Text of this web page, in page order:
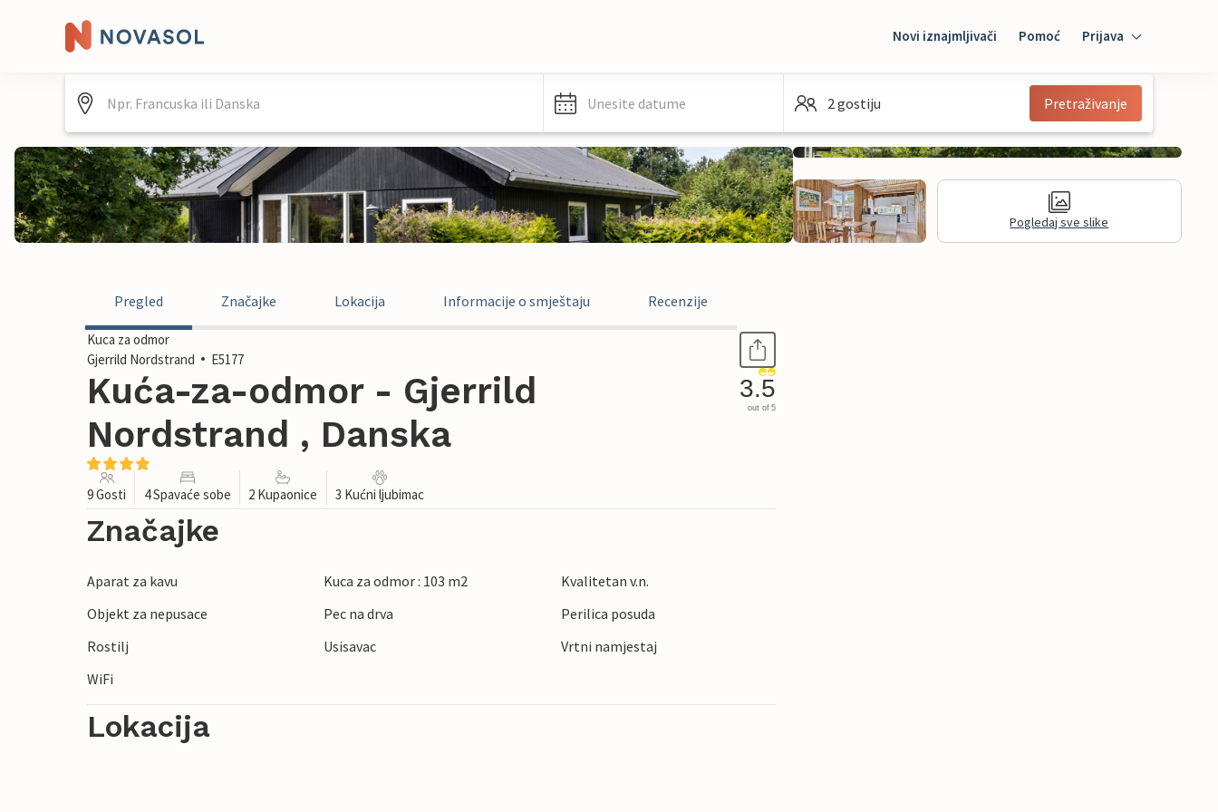
Novi iznajmljivači Pomoć Prijava
Mybooking
Unesite datume 2 gostiju Pretraživanje
Pogledaj sve slike
Pregled Značajke Lokacija Informacije o smještaju Recenzije
Kuca za odmor
Gjerrild Nordstrand
E5177
Kuća-za-odmor - Gjerrild
Nordstrand , Danska
3.5
out of 5
9 Gosti 4 Spavaće sobe 2 Kupaonice 3 Kućni ljubimac
Značajke
Aparat za kavu Kuca za odmor : 103 m2
Kvalitetan v.n.
Objekt za nepusace
Pec na drva
Perilica posuda
Rostilj
Usisavac
Vrtni namjestaj
WiFi
Lokacija